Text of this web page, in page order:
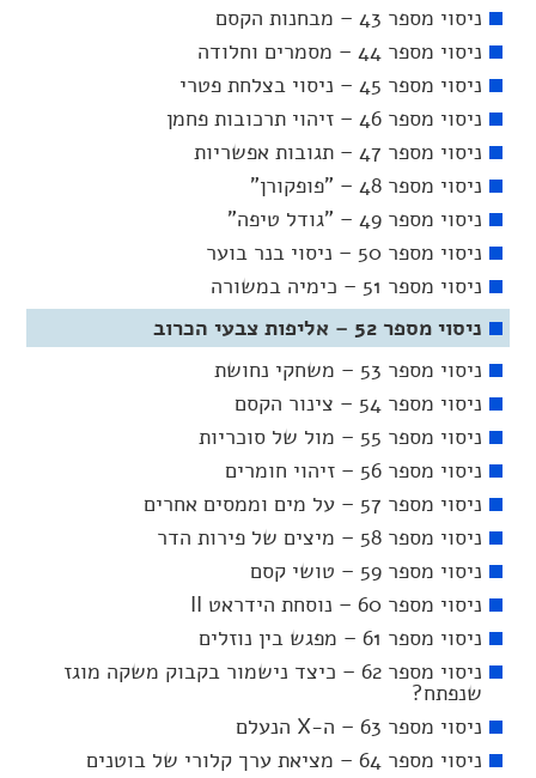
ניסוי מספר 43 – מבחנות הקסם
ניסוי מספר 44 – מסמרים וחלודה
ניסוי מספר 45 – ניסוי בצלחת פטרי
ניסוי מספר 46 – זיהוי תרכובות פחמן
ניסוי מספר 47 – תגובות אפשריות
ניסוי מספר 48 – "פופקורן"
ניסוי מספר 49 – "גודל טיפה"
ניסוי מספר 50 – ניסוי בנר בוער
ניסוי מספר 51 – כימיה במשורה
ניסוי מספר 52 – אליפות צבעי הכרוב
ניסוי מספר 53 – משחקי נחושת
ניסוי מספר 54 – צינור הקסם
ניסוי מספר 55 – מול של סוכריות
ניסוי מספר 56 – זיהוי חומרים
ניסוי מספר 57 – על מים וממסים אחרים
ניסוי מספר 58 – מיצים של פירות הדר
ניסוי מספר 59 – טושי קסם
ניסוי מספר 60 – נוסחת הידראט II
ניסוי מספר 61 – מפגש בין נוזלים
ניסוי מספר 62 – כיצד נישמור בקבוק משקה מוגז
שנפתח?
ניסוי מספר 63 – ה-X הנעלם
ניסוי מספר 64 – מציאת ערך קלורי של בוטנים